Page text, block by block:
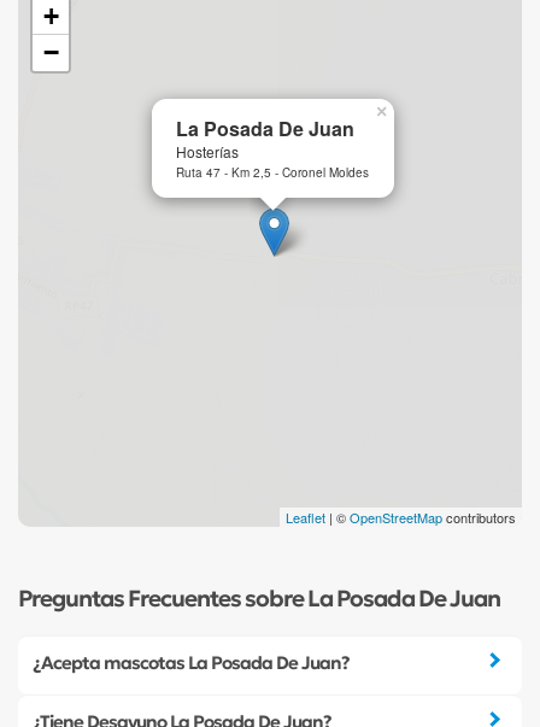
La Posada De Juan
Hosterías
Ruta 47 - Km 2,5 - Coronel Moldes
×
+
−
Leaflet | ©OpenStreetMapcontributors
Preguntas Frecuentes sobre La Posada De Juan
¿Acepta mascotas La Posada De Juan?
¿Tiene Desayuno La Posada De Juan?